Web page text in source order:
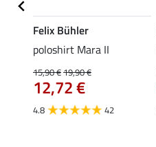
Felix Bühler
poloshirt Mara II
15,90 €19,90 €
12,72 €
4.8 42